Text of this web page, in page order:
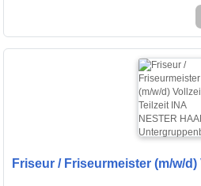
Friseur / Friseurmeister (m/w/d)